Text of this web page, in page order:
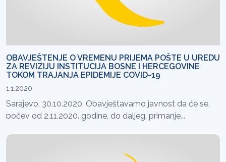
OBAVJEŠTENJE O VREMENU PRIJEMA POŠTE U UREDU
ZA REVIZIJU INSTITUCIJA BOSNE I HERCEGOVINE
TOKOM TRAJANJA EPIDEMIJE COVID-19
1.1.2020
Sarajevo, 30.10.2020. Obavještavamo javnost da će se,
počev od 2.11.2020. godine, do daljeg, primanje...